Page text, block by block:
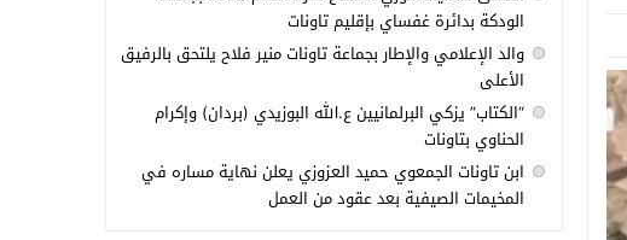
الودكة بدائرة غفساي بإقليم تاونات
والد الإعلامي والإطار بجماعة تاونات منير فلاح يلتحق بالرفيق
الأعلى
“الكتاب” يزكي البرلمانيين ع.الله البوزيدي (بردان) وإكرام
الحناوي بتاونات
ابن تاونات الجمعوي حميد العزوزي يعلن نهاية مساره في
المخيمات الصيفية بعد عقود من العمل